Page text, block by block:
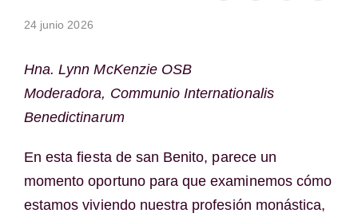
24 junio 2026
Hna. Lynn McKenzie OSB
Moderadora, Communio Internationalis
Benedictinarum
En esta fiesta de san Benito, parece un
momento oportuno para que examinemos cómo
estamos viviendo nuestra profesión monástica,